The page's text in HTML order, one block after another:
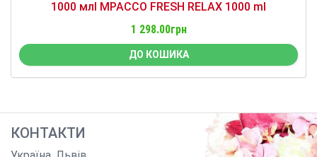
1000 млI MPACCO FRESH RELAX 1000 ml
1 298.00грн
ДО КОШИКА
КОНТАКТИ